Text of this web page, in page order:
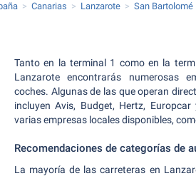
Canarias Lanzarote San Bartolomé
Tanto en la terminal 1 como en la
Lanzarote encontrarás numerosas
coches. Algunas de las que operan
incluyen Avis, Budget, Hertz,
varias empresas locales disponibles,
Recomendaciones de categorías de
La mayoría de las carreteras en